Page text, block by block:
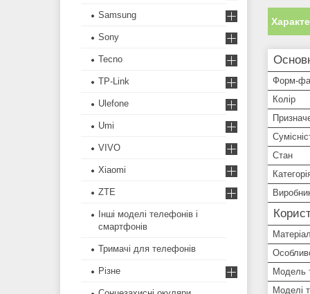
Форм-
Колір
Стан
Модель
Моделі
Samsung
Sony
Tecno
TP-Link
Ulefone
Umi
VIVO
Xiaomi
ZTE
Інші моделі телефонів і
смартфонів
Тримачі для телефонів
Різне